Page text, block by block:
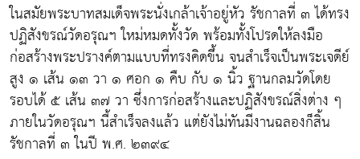
ในสมัยพระบาทสมเด็จพระนั่งเกล้าเจ้าอยู่หัว รัชกาลที่ ๓ ได้ทรง
ปฏิสังขรณ์วัดอรุณฯ ใหม่หมดทั้งวัด พร้อมทั้งโปรดให้ลงมือ
ก่อสร้างพระปรางค์ตามแบบที่ทรงคิดขึ้น จนสำเร็จเป็นพระเจดีย์
สูง ๑ เส้น ๑๓ วา ๑ ศอก ๑ คืบ กับ ๑ นิ้ว ฐานกลมวัดโดย
รอบได้ ๕ เส้น ๓๗ วา ซึ่งการก่อสร้างและปฏิสังขรณ์สิ่งต่าง ๆ
ภายในวัดอรุณฯ นี้สำเร็จลงแล้ว แต่ยังไม่ทันมีงานฉลองก็สิ้น
รัชกาลที่ ๓ ในปี พ.ศ. ๒๓๙๔